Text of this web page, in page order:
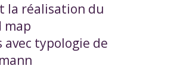
la réalisation du
map
avec typologie de